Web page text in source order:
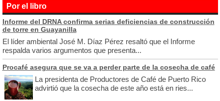
Por el libro
Informe del DRNA confirma serias deficiencias de construcción
de torre en Guayanilla
El líder ambiental José M. Díaz Pérez resaltó que el Informe
respalda varios argumentos que presenta...
Procafé asegura que se va a perder parte de la cosecha de café
La presidenta de Productores de Café de Puerto Rico
advirtió que la cosecha de este año está en ries...